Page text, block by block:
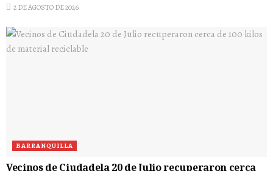
2 DE AGOSTO DE 2026
BARRANQUILLA